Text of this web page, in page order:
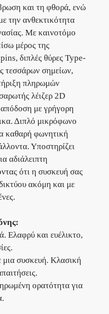
και τη φθορά, ενώ
την ανθεκτικότητα
Με καινοτόμο
μέρος της
διπλές θύρες Type-
τεσσάρων σημείων,
πληρωμών
λέιζερ 2D
με γρήγορη
Διπλό μικρόφωνο
καθαρή φωνητική
Υποστηρίζει
αδιάλειπτη
ότι η συσκευή σας
ακόμη και με
Ελαφρύ και ευέλικτο,
μια συσκευή. Κλασική
ορατότητα για